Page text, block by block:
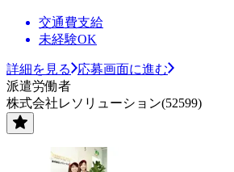
交通費支給
未経験OK
詳細を見る
応募画面に進む
派遣労働者
株式会社レソリューション(52599)